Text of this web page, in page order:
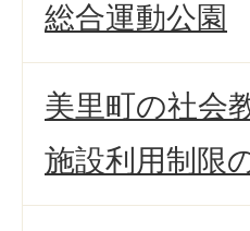
総合運動公園
美里町の社会
施設利用制限